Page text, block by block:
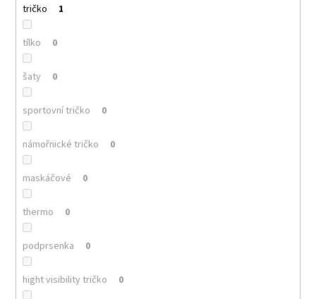
tričko 1
tílko 0
šaty 0
sportovní tričko 0
námořnické tričko 0
maskáčové 0
thermo 0
podprsenka 0
hight visibility tričko 0